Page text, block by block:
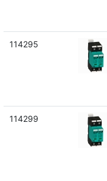
114295
114299